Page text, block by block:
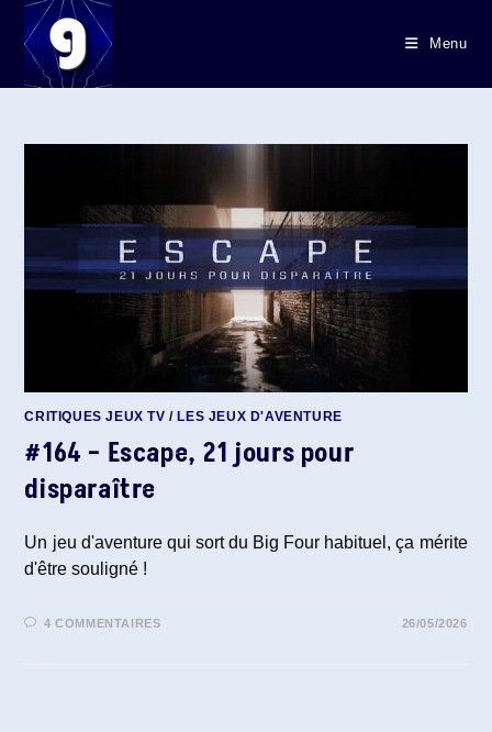
Skip
content
Menu
CRITIQUES JEUX TV / LES JEUX D'AVENTURE
#164 – Escape, 21 jours pour
disparaître
Un jeu d'aventure qui sort du Big Four habituel, ça mérite
d'être souligné !
4 COMMENTAIRES 26/05/2026